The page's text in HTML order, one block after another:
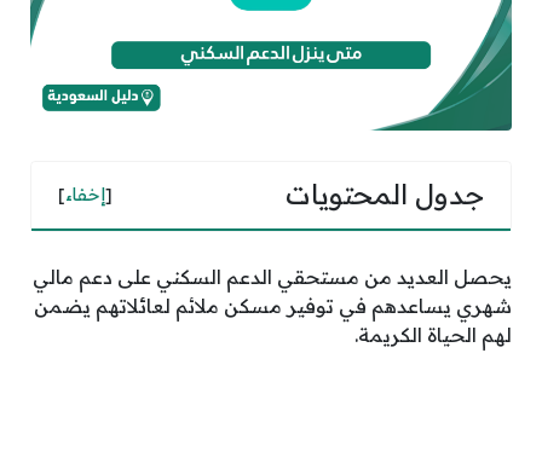
جدول المحتويات [إخفاء]
يحصل العديد من مستحقي الدعم السكني على دعم مالي
شهري يساعدهم في توفير مسكن ملائم لعائلاتهم يضمن
لهم الحياة الكريمة.